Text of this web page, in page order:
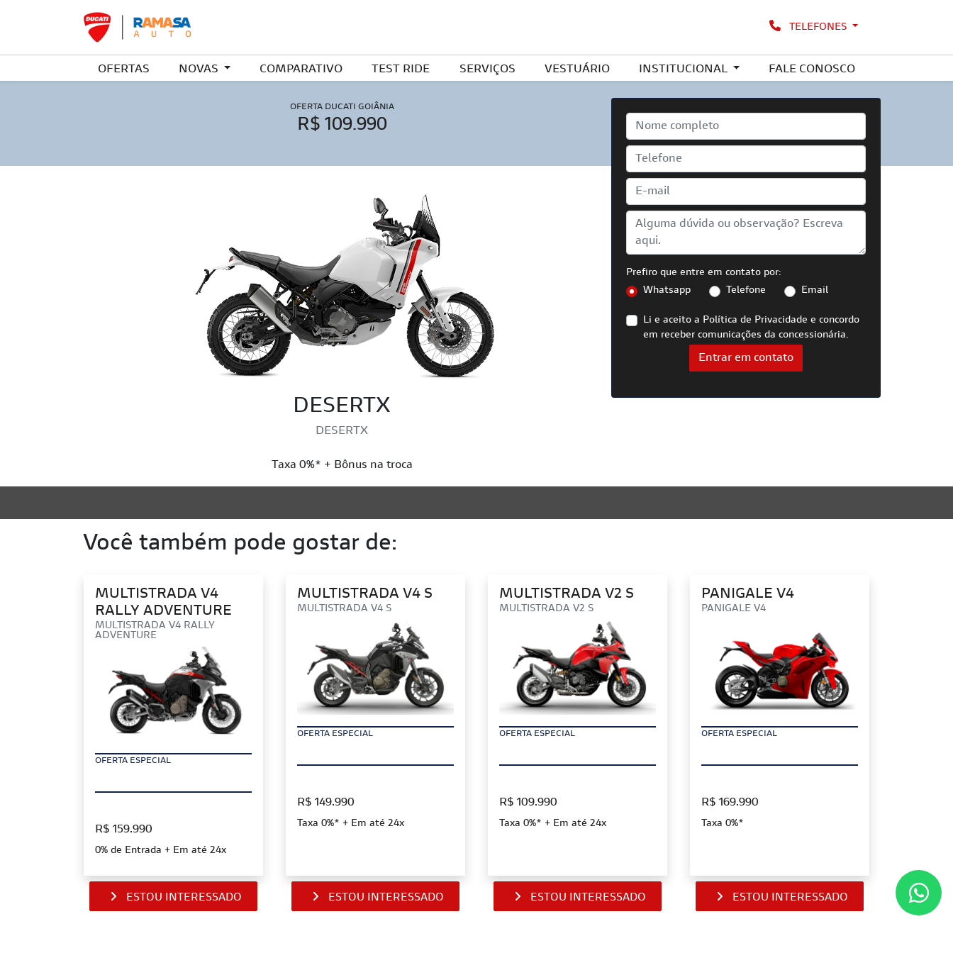
TELEFONES
OFERTAS NOVAS COMPARATIVO TEST RIDE SERVIÇOS VESTUÁRIO INSTITUCIONAL FALE CONOSCO
OFERTA DUCATI GOIÂNIA
R$ 109.990
DESERTX
DESERTX
Taxa 0%* + Bônus na troca
Prefiro que entre em contato por:
Whatsapp
Telefone Email
Li e aceito a Política de Privacidade e concordo
em receber comunicações da concessionária.
Entrar em contato
Você também pode gostar de:
MULTISTRADA V4
RALLY ADVENTURE
MULTISTRADA V4 RALLY
ADVENTURE
OFERTA ESPECIAL
R$ 159.990
0% de Entrada + Em até 24x
ESTOU INTERESSADO
MULTISTRADA V4 S
MULTISTRADA V4 S
OFERTA ESPECIAL
R$ 149.990
Taxa 0%* + Em até 24x
ESTOU INTERESSADO
MULTISTRADA V2 S
MULTISTRADA V2 S
OFERTA ESPECIAL
R$ 109.990
Taxa 0%* + Em até 24x
ESTOU INTERESSADO
PANIGALE V4
PANIGALE V4
OFERTA ESPECIAL
R$ 169.990
Taxa 0%*
ESTOU INTERESSADO